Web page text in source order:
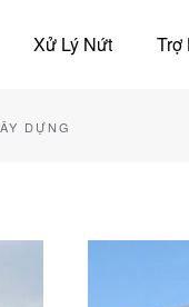
Xử Lý Nứt Trợ
DỰNG